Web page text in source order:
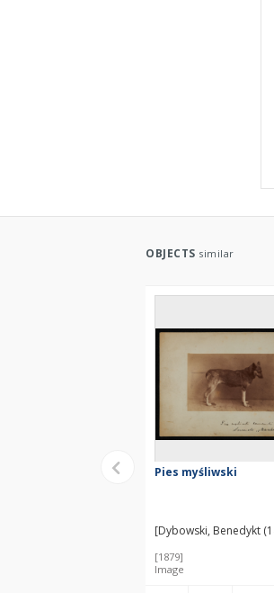
OBJECTS similar
Pies myśliwski
[Dybowski, Benedykt
[1879]
Image